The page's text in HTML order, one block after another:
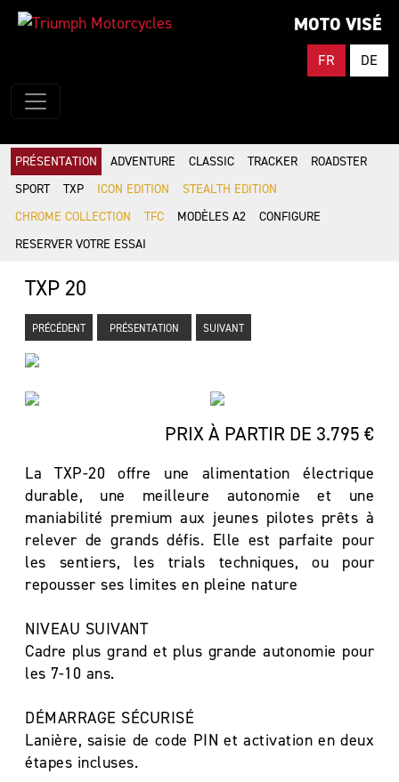
MOTO VISÉ
FR DE
PRÉSENTATION ADVENTURE CLASSIC TRACKER
ROADSTER
SPORT
TXP ICON EDITION
STEALTH EDITION
CHROME COLLECTION
TFC MODÈLES A2
CONFIGURE
RESERVER VOTRE ESSAI
TXP 20
PRÉCÉDENT PRÉSENTATION SUIVANT
PRIX À PARTIR DE 3.795 €
La TXP-20 offre une alimentation électrique
durable, une meilleure autonomie et une
maniabilité premium aux jeunes pilotes prêts à
relever de grands défis. Elle est parfaite pour
les sentiers, les trials techniques, ou pour
repousser ses limites en pleine nature
NIVEAU SUIVANT
Cadre plus grand et plus grande autonomie pour
les 7-10 ans.
DÉMARRAGE SÉCURISÉ
Lanière, saisie de code PIN et activation en deux
étapes incluses.